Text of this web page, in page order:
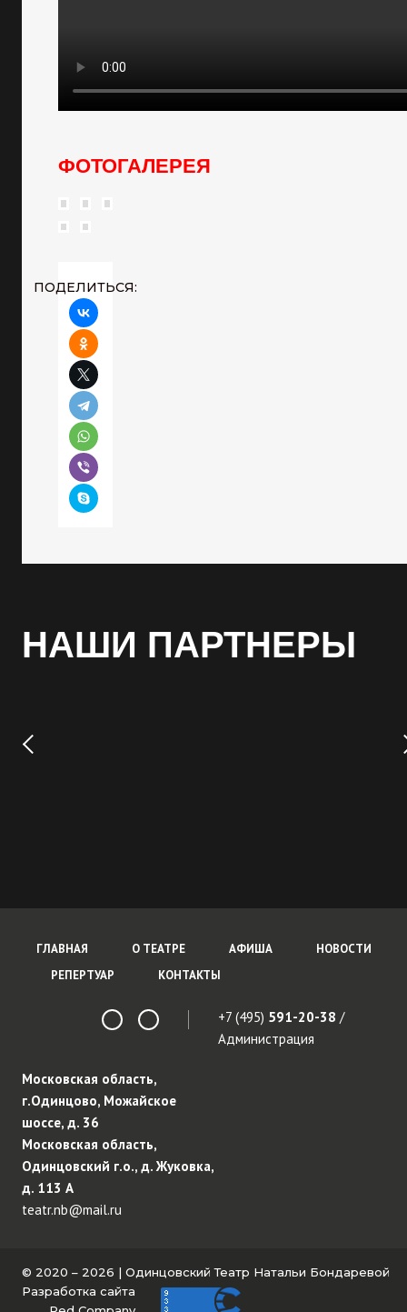
ФОТОГАЛЕРЕЯ
ПОДЕЛИТЬСЯ:
НАШИ ПАРТНЕРЫ
ГЛАВНАЯ О ТЕАТРЕ АФИША
НОВОСТИ
РЕПЕРТУАР
КОНТАКТЫ
+7 (495) 591-20-38 /
Администрация
Московская область,
г.Одинцово, Можайское
шоссе, д. 36
Московская область,
Одинцовский г.о., д. Жуковка,
д. 113 А
teatr.nb@mail.ru
© 2020 – 2026 | Одинцовский Театр Натальи Бондаревой
Разработка сайта